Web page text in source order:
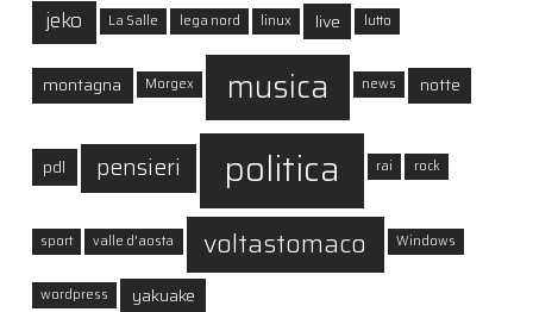
jeko La Salle lega nord linux live lutto
montagna Morgex musica news notte
pdl pensieri politica rai rock
sport valle d'aosta voltastomaco Windows
wordpress yakuake